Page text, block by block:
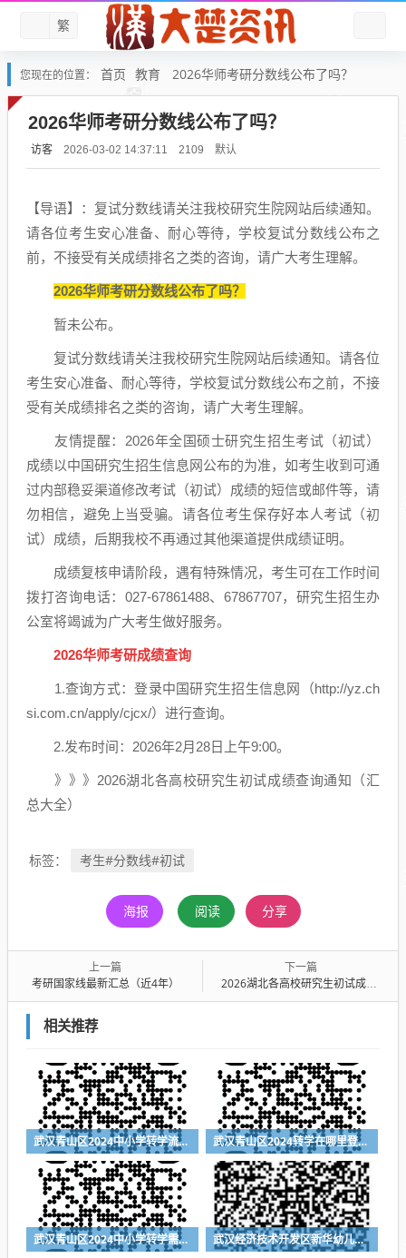
繁
您现在的位置： 首页 教育 2026华师考研分数线公布了吗？
2026华师考研分数线公布了吗？
访客 2026-03-02 14:37:11 2109 默认
【导语】：复试分数线请关注我校研究生院网站后续通知。
请各位考生安心准备、耐心等待，学校复试分数线公布之
前，不接受有关成绩排名之类的咨询，请广大考生理解。
2026华师考研分数线公布了吗？
暂未公布。
复试分数线请关注我校研究生院网站后续通知。请各位
考生安心准备、耐心等待，学校复试分数线公布之前，不接
受有关成绩排名之类的咨询，请广大考生理解。
友情提醒：2026年全国硕士研究生招生考试（初试）
成绩以中国研究生招生信息网公布的为准，如考生收到可通
过内部稳妥渠道修改考试（初试）成绩的短信或邮件等，请
勿相信，避免上当受骗。请各位考生保存好本人考试（初
试）成绩，后期我校不再通过其他渠道提供成绩证明。
成绩复核申请阶段，遇有特殊情况，考生可在工作时间
拨打咨询电话：027-67861488、67867707，研究生招生办
公室将竭诚为广大考生做好服务。
2026华师考研成绩查询
1.查询方式：登录中国研究生招生信息网（http://yz.ch
si.com.cn/apply/cjcx/）进行查询。
2.发布时间：2026年2月28日上午9:00。
》》》2026湖北各高校研究生初试成绩查询通知（汇
总大全）
标签： 考生#分数线#初试
海报 阅读 分享
上一篇
考研国家线最新汇总（近4年）
下一篇
2026湖北各高校研究生初试成绩查询通知（汇总大全）
相关推荐
武汉青山区2024中小学转学流程（登记入口+时间+材料） 武汉青山区2024转学在哪里登记（登记入口+登记时间+所需材料）
武汉青山区2024中小学转学需要什么材料 武汉经济技术开发区新华幼儿园2024年秋季招生简章